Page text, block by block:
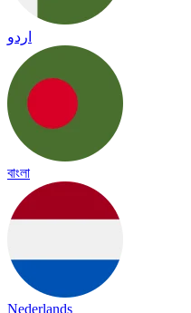
اردو
বাংলা
Nederlands